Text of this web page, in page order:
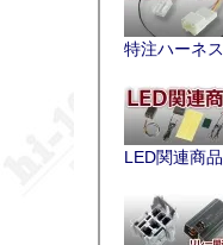
特注ハーネス
LED関連商品